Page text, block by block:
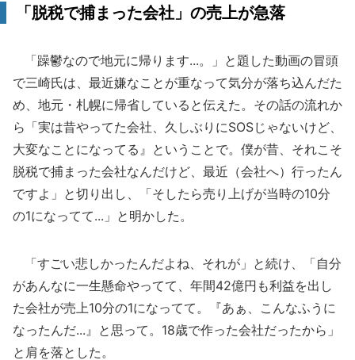
「脱税で捕まった会社」の売上が急落
「躁鬱なので地元に帰ります...。」と題した動画の冒頭
で三崎氏は、最近嫌なことが重なって気分が落ち込んだた
め、地元・札幌に帰省していると伝えた。その話の流れか
ら「実は昔やってた会社、久しぶりにSOSじゃないけど、
大変なことになってる』ということで。僕が昔、それこそ
脱税で捕まった会社なんだけど、最近（会社へ）行ったん
ですよ」と切り出し、「そしたら売り上げが当時の10分
の1になってて...」と明かした。
「すごい悲しかったんだよね、それが」と続け、「自分
があんなに一生懸命やってて、年間42億円も利益を出し
た会社が売上10分の1になってて。『あぁ、こんなふうに
なったんだ...』と思って。18歳で作った会社だったから」
と肩を落とした。